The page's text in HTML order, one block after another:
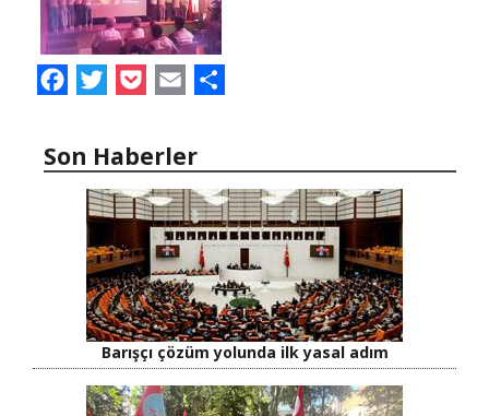
FacebookTwitterPocketEmail
Son Haberler
Barışçı çözüm yolunda ilk yasal adım